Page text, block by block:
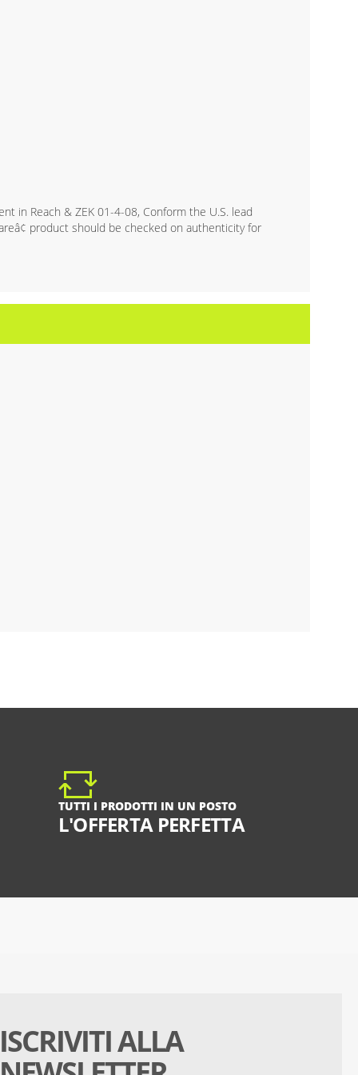
in Reach & ZEK 01-4-08, Conform the U.S. lead
product should be checked on authenticity for
TUTTI I PRODOTTI IN UN POSTO
L'OFFERTA PERFETTA
ISCRIVITI ALLA